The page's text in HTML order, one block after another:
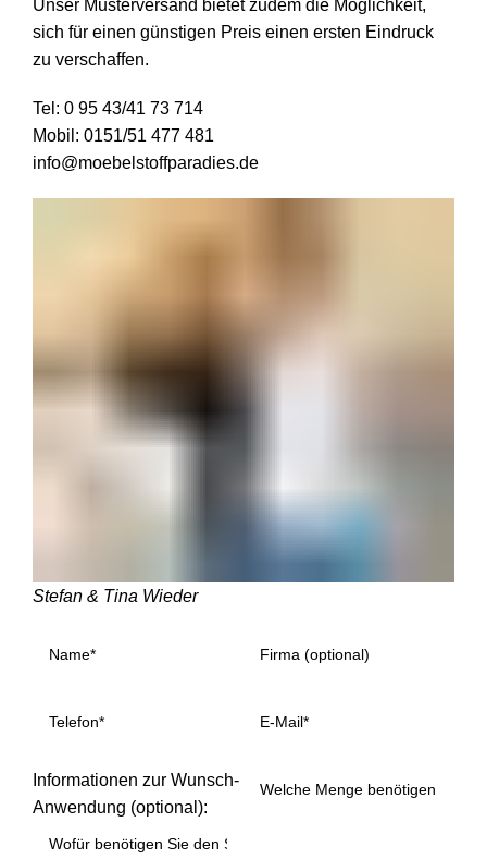
Unser Musterversand bietet zudem die Möglichkeit,
sich für einen günstigen Preis einen ersten Eindruck
zu verschaffen.
Tel: 0 95 43/41 73 714
Mobil: 0151/51 477 481
info@moebelstoffparadies.de
Stefan & Tina Wieder
Informationen zur Wunsch-
Anwendung (optional):